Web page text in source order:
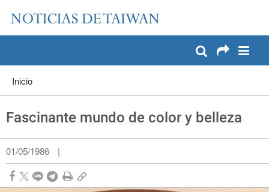
Pase a contenido principal
Inicio
Fascinante mundo de color y belleza
01/05/1986 |